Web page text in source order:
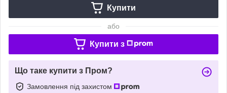
Купити
або
Купити з
Що таке купити з Пром?
Замовлення під захистом